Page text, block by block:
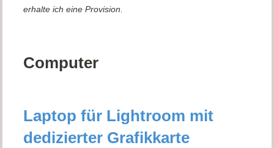
erhalte ich eine Provision.
Computer
Laptop für Lightroom mit
dedizierter Grafikkarte